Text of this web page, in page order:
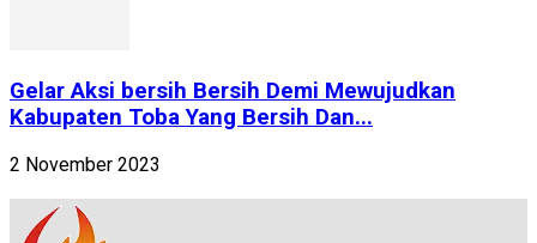
Gelar Aksi bersih Bersih Demi Mewujudkan
Kabupaten Toba Yang Bersih Dan...
2 November 2023